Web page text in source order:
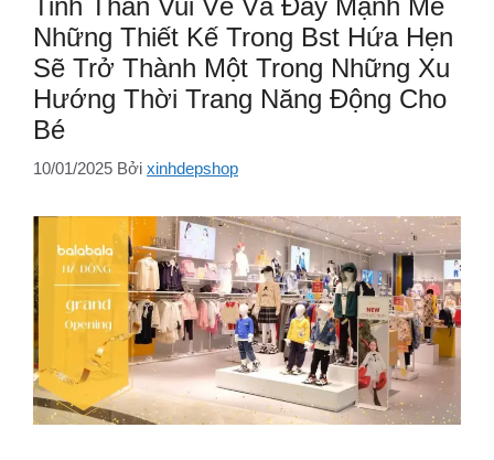
Những Thiết Kế Trong Bst Hứa Hẹn
Sẽ Trở Thành Một Trong Những Xu
Hướng Thời Trang Năng Động Cho
Bé
10/01/2025 Bởi xinhdepshop